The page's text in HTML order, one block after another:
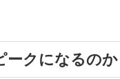
ークになるのか